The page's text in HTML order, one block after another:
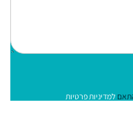
למדיניות פרטיות